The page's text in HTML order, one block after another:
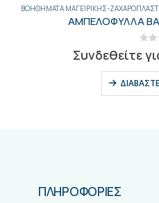
ΤΟΥΡΣΊΓΕΝΙΚΑ,ΈΛΑΙΑ,ΈΛΑΙΑ-ΕΛΙΈΣ-
PHASE
Συνδεθείτε
ΠΛΗΡΟΦΟΡΙΕΣ